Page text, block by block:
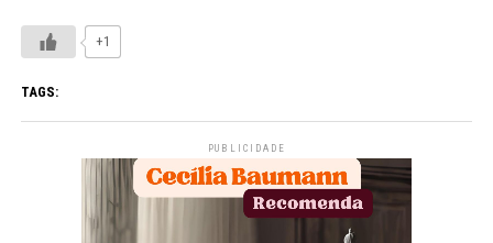
+1
TAGS:
PUBLICIDADE